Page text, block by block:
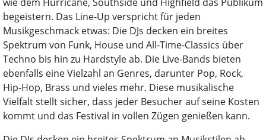
begeistern. Das Line-Up verspricht für jeden
Musikgeschmack etwas: Die DJs decken ein breites
Spektrum von Funk, House und All-Time-Classics über
Techno bis hin zu Hardstyle ab. Die Live-Bands bieten
ebenfalls eine Vielzahl an Genres, darunter Pop, Rock,
Hip-Hop, Brass und vieles mehr. Diese musikalische
Vielfalt stellt sicher, dass jeder Besucher auf seine Kosten
kommt und das Festival in vollen Zügen genießen kann.